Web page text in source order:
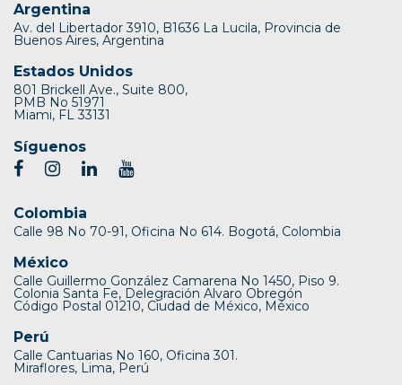
Argentina
Av. del Libertador 3910, B1636 La Lucila, Provincia de
Buenos Aires, Argentina
Estados Unidos
801 Brickell Ave., Suite 800,
PMB No 51971
Miami, FL 33131
Síguenos
Colombia
Calle 98 No 70-91, Oficina No 614. Bogotá, Colombia
México
Calle Guillermo González Camarena No 1450, Piso 9.
Colonia Santa Fe, Delegración Alvaro Obregón
Código Postal 01210, Ciudad de México, México
Perú
Calle Cantuarias No 160, Oficina 301.
Miraflores, Lima, Perú